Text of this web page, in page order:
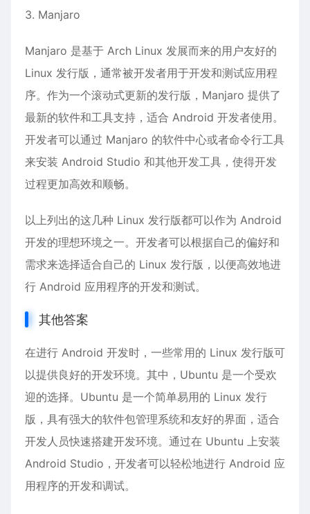
3. Manjaro
Manjaro 是基于 Arch Linux 发展而来的用户友好的
Linux 发行版，通常被开发者用于开发和测试应用程
序。作为一个滚动式更新的发行版，Manjaro 提供了
最新的软件和工具支持，适合 Android 开发者使用。
开发者可以通过 Manjaro 的软件中心或者命令行工具
来安装 Android Studio 和其他开发工具，使得开发
过程更加高效和顺畅。
以上列出的这几种 Linux 发行版都可以作为 Android
开发的理想环境之一。开发者可以根据自己的偏好和
需求来选择适合自己的 Linux 发行版，以便高效地进
行 Android 应用程序的开发和测试。
其他答案
在进行 Android 开发时，一些常用的 Linux 发行版可
以提供良好的开发环境。其中，Ubuntu 是一个受欢
迎的选择。Ubuntu 是一个简单易用的 Linux 发行
版，具有强大的软件包管理系统和友好的界面，适合
开发人员快速搭建开发环境。通过在 Ubuntu 上安装
Android Studio，开发者可以轻松地进行 Android 应
用程序的开发和调试。